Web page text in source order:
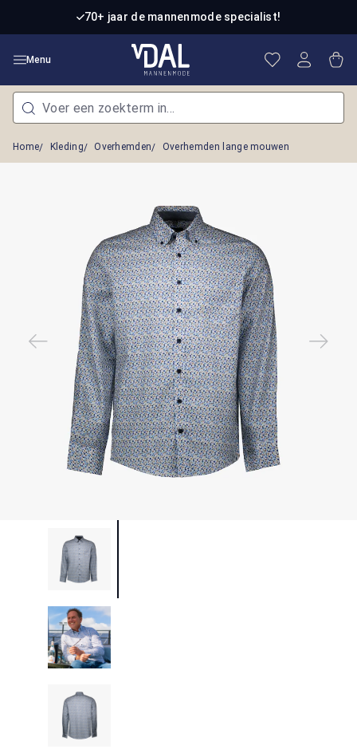
Ga naar de hoofdinhoud70+ jaar de mannenmode specialist!
Menu Je hebt 0
Home Kleding Overhemden Overhemden lange mouwen